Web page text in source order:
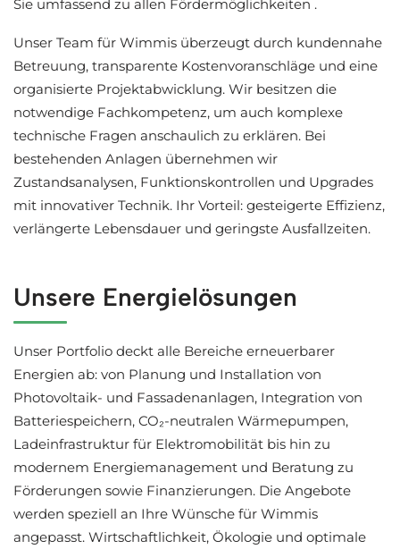
Sie umfassend zu allen Fördermöglichkeiten .
Unser Team für Wimmis überzeugt durch kundennahe
Betreuung, transparente Kostenvoranschläge und eine
organisierte Projektabwicklung. Wir besitzen die
notwendige Fachkompetenz, um auch komplexe
technische Fragen anschaulich zu erklären. Bei
bestehenden Anlagen übernehmen wir
Zustandsanalysen, Funktionskontrollen und Upgrades
mit innovativer Technik. Ihr Vorteil: gesteigerte Effizienz,
verlängerte Lebensdauer und geringste Ausfallzeiten.
Unsere Energielösungen
Unser Portfolio deckt alle Bereiche erneuerbarer
Energien ab: von Planung und Installation von
Photovoltaik- und Fassadenanlagen, Integration von
Batteriespeichern, CO₂-neutralen Wärmepumpen,
Ladeinfrastruktur für Elektromobilität bis hin zu
modernem Energiemanagement und Beratung zu
Förderungen sowie Finanzierungen. Die Angebote
werden speziell an Ihre Wünsche für Wimmis
angepasst. Wirtschaftlichkeit, Ökologie und optimale